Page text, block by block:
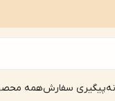
پیگیری سفارشهمه